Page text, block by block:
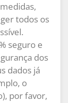
todos os
seguro e
dos
dados já
o
por favor,